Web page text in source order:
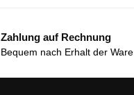
Zahlung auf Rechnung
Bequem nach Erhalt der Ware